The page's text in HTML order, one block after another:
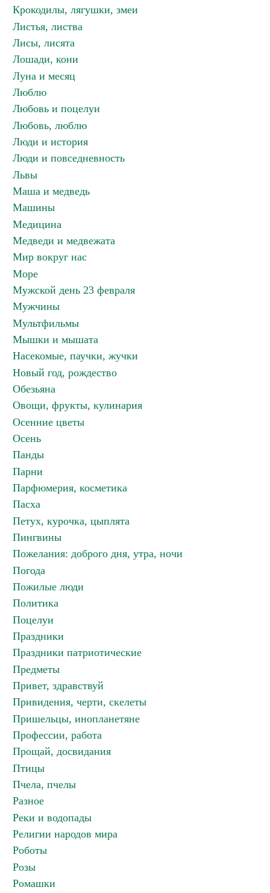
Крокодилы, лягушки, змеи
Листья, листва
Лисы, лисята
Лошади, кони
Луна и месяц
Люблю
Любовь и поцелуи
Любовь, люблю
Люди и история
Люди и повседневность
Львы
Маша и медведь
Машины
Медицина
Медведи и медвежата
Мир вокруг нас
Море
Мужской день 23 февраля
Мужчины
Мультфильмы
Мышки и мышата
Насекомые, паучки, жучки
Новый год, рождество
Обезьяна
Овощи, фрукты, кулинария
Осенние цветы
Осень
Панды
Парни
Парфюмерия, косметика
Пасха
Петух, курочка, цыплята
Пингвины
Пожелания: доброго дня, утра, ночи
Погода
Пожилые люди
Политика
Поцелуи
Праздники
Праздники патриотические
Предметы
Привет, здравствуй
Привидения, черти, скелеты
Пришельцы, инопланетяне
Профессии, работа
Прощай, досвидания
Птицы
Пчела, пчелы
Разное
Реки и водопады
Религии народов мира
Роботы
Розы
Ромашки